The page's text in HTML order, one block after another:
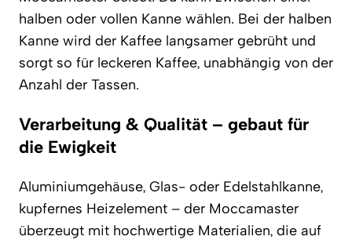
halben oder vollen Kanne wählen. Bei der halben
Kanne wird der Kaffee langsamer gebrüht und
sorgt so für leckeren Kaffee, unabhängig von der
Anzahl der Tassen.
Verarbeitung & Qualität – gebaut für
die Ewigkeit
Aluminiumgehäuse, Glas- oder Edelstahlkanne,
kupfernes Heizelement – der Moccamaster
überzeugt mit hochwertige Materialien, die auf